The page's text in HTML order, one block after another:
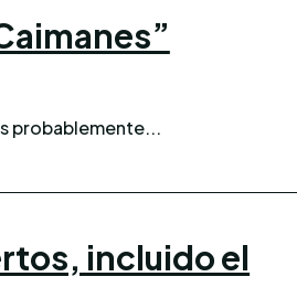
probablemente...
incluido el